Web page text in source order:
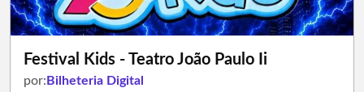
Festival Kids - Teatro João Paulo Ii
por: Bilheteria Digital